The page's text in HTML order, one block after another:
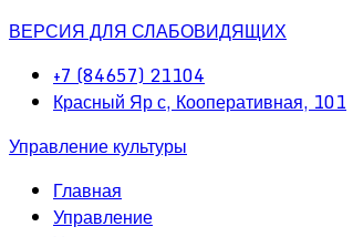
ВЕРСИЯ ДЛЯ СЛАБОВИДЯЩИХ
+7 (84657) 21104
Красный Яр с, Кооперативная, 101
Управление культуры
Главная
Управление